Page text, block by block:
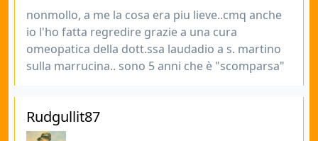
nonmollo, a me la cosa era piu lieve..cmq anche
io l'ho fatta regredire grazie a una cura
omeopatica della dott.ssa laudadio a s. martino
sulla marrucina.. sono 5 anni che è "scomparsa"
Rudgullit87